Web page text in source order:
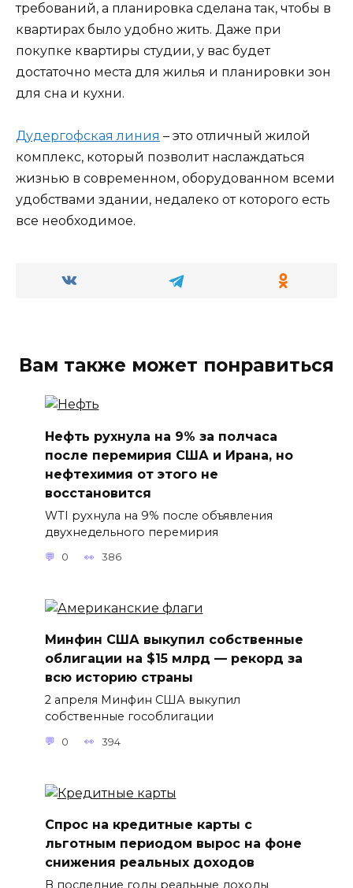
требований, а планировка сделана так, чтобы в
квартирах было удобно жить. Даже при
покупке квартиры студии, у вас будет
достаточно места для жилья и планировки зон
для сна и кухни.
Дудергофская линия – это отличный жилой
комплекс, который позволит наслаждаться
жизнью в современном, оборудованном всеми
удобствами здании, недалеко от которого есть
все необходимое.
Вам также может понравиться
Нефть рухнула на 9% за полчаса
после перемирия США и Ирана, но
нефтехимия от этого не
восстановится
WTI рухнула на 9% после объявления
двухнедельного перемирия
0 386
Минфин США выкупил собственные
облигации на $15 млрд — рекорд за
всю историю страны
2 апреля Минфин США выкупил
собственные гособлигации
0 394
Спрос на кредитные карты с
льготным периодом вырос на фоне
снижения реальных доходов
В последние годы реальные доходы